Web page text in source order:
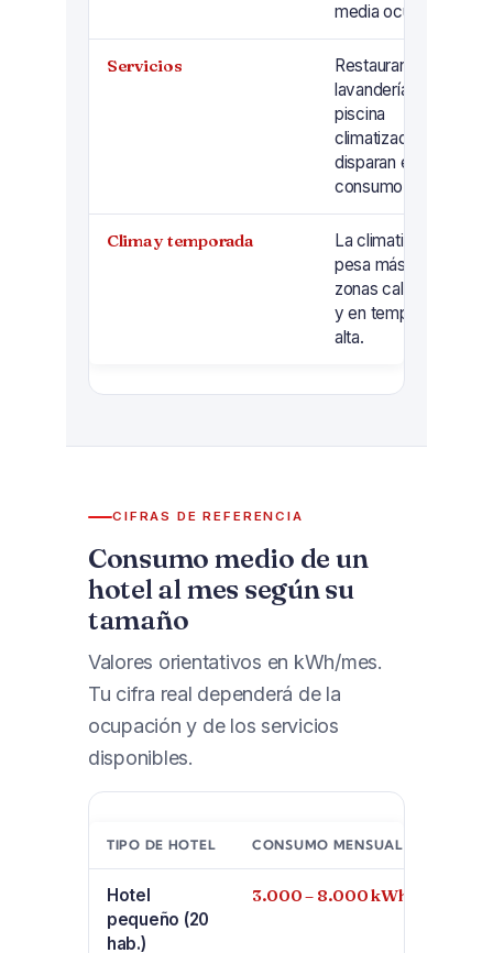
media ocupación.
Servicios
Restaurante,
lavandería, spa o
piscina
climatizada
disparan el
consumo.
Clima y temporada
La climatización
pesa más en
zonas calurosas
y en temporada
alta.
CIFRAS DE REFERENCIA
Consumo medio de un
hotel al mes según su
tamaño
Valores orientativos en kWh/mes.
Tu cifra real dependerá de la
ocupación y de los servicios
disponibles.
TIPO DE HOTEL CONSUMO MENSUAL
Hotel
pequeño (20
hab.)
3.000 – 8.000 kWh